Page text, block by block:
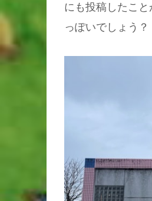
にも投稿したこ
っぽいでしょう？